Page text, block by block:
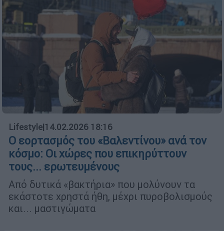
Lifestyle|14.02.2026 18:16
Ο εορτασμός του «Βαλεντίνου» ανά τον
κόσμο: Οι χώρες που επικηρύττουν
τους... ερωτευμένους
Από δυτικά «βακτήρια» που μολύνουν τα
εκάστοτε χρηστά ήθη, μέχρι πυροβολισμούς
και... μαστιγώματα